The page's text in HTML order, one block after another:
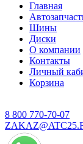
Главная
Шины
Диски
О компании
Контакты
Личный
Корзина
8 800 770-70-07